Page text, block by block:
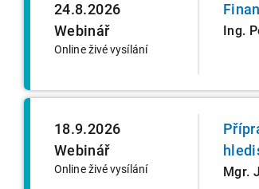
24.8.2026
Webinář
Online živé vysílání
Ing.
18.9.2026
Webinář
Online živé vysílání Mgr.